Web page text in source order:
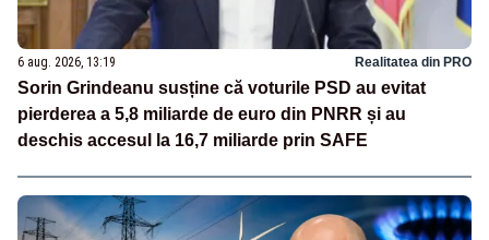
6 aug. 2026, 13:19 Realitatea din PRO
Sorin Grindeanu susține că voturile PSD au evitat
pierderea a 5,8 miliarde de euro din PNRR și au
deschis accesul la 16,7 miliarde prin SAFE